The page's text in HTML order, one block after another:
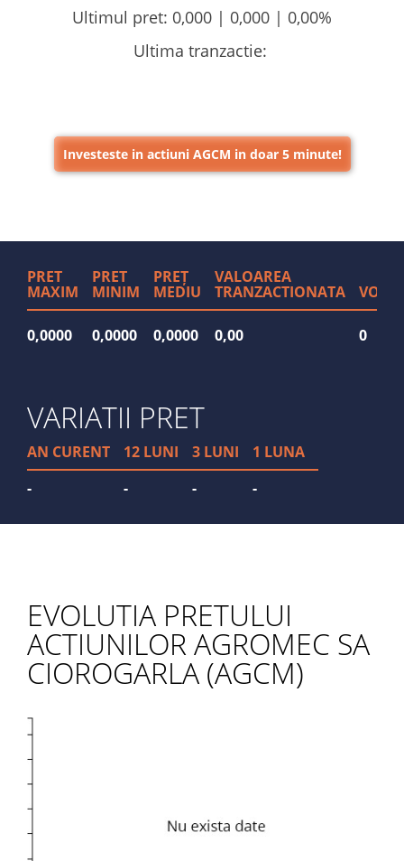
Ultimul pret: 0,000 | 0,000 | 0,00%
Ultima tranzactie:
Investeste in actiuni AGCM in doar 5 minute!
PRET
MAXIM
PRET
MINIM
PREȚ
MEDIU
VALOAREA
TRANZACTIONATA
0,0000 0,0000 0,0000 0,00 0
VARIATII PRET
AN CURENT 12 LUNI 3 LUNI
1 LUNA
-
- - -
EVOLUTIA PRETULUI
ACTIUNILOR AGROMEC SA
CIOROGARLA (AGCM)